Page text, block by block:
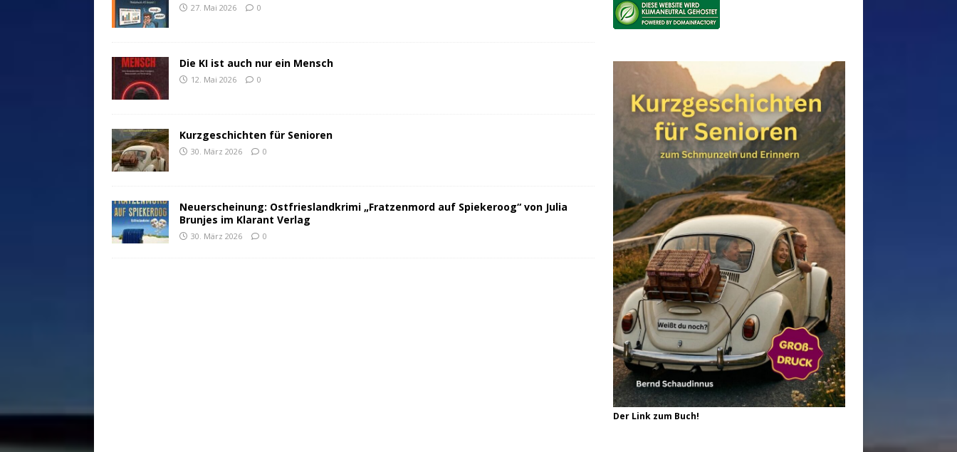
27. Mai 2026 0
Die KI ist auch nur ein Mensch
12. Mai 2026 0
Kurzgeschichten für Senioren
30. März 2026 0
Neuerscheinung: Ostfrieslandkrimi „Fratzenmord auf Spiekeroog“ von Julia
Brunjes im Klarant Verlag
30. März 2026 0
Der Link zum Buch!